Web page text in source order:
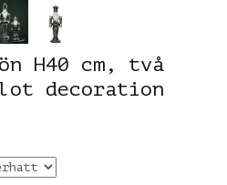
H40 cm, två
decoration